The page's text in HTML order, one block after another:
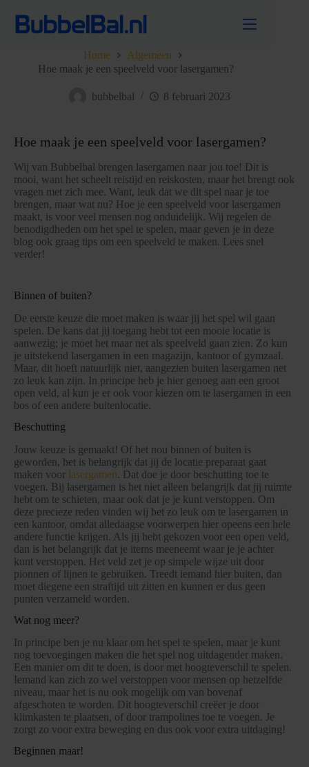
naar
Home
Algemeen
Hoe maak je een speelveld voor lasergamen?
bubbelbal 8 februari 2023
Hoe maak je een speelveld voor lasergamen?
Wij van Bubbelbal brengen lasergamen naar jou toe! Dit is
mooi, want het scheelt reistijd en reiskosten, maar het brengt ook
vragen met zich mee. Want, leuk dat we dit spel naar je toe
brengen, maar wat nu? Hoe je een speelveld voor lasergamen
maakt, is voor veel mensen nog onduidelijk. Wij regelen de
benodigdheden om het spel te spelen, maar geven je in deze
blog ook graag tips om een speelveld te maken. Lees snel
verder!
Binnen of buiten?
De eerste keuze die moet maken is waar jij het spel wil gaan
spelen. De kans dat jij toegang hebt tot een mooie locatie is
aanwezig; je moet het maar net als speelveld gaan zien. Zo kun
je uitstekend lasergamen in een magazijn, kantoor of gymzaal.
Maar, dit hoeft natuurlijk niet, aangezien buiten lasergamen net
zo leuk kan zijn. In principe heb je hier genoeg aan een groot
open veld, al kun je er ook voor kiezen om te lasergamen in een
bos of een andere buitenlocatie.
Beschutting
Jouw keuze is gemaakt! Of het nou binnen of buiten is
geworden, het is belangrijk dat jij de locatie preparaat gaat
maken voor lasergamen. Dat doe je door beschutting toe te
voegen. Bij lasergamen is het niet alleen belangrijk dat jij ruimte
hebt om te schieten, maar ook dat je je kunt verstoppen. Om
deze precieze reden vinden wij het zo leuk om te lasergamen in
een kantoor, omdat alledaagse voorwerpen hier opeens een hele
andere functie krijgen. Als jij hebt gekozen voor een open veld,
dan is het belangrijk dat je items meeneemt waar je je achter
kunt verstoppen. Het veld zet je op simpele wijze uit door
pionnen of lijnen te gebruiken. Treedt iemand hier buiten, dan
moet diegene een straftijd uit zitten en kunnen er dus geen
punten verzameld worden.
Wat nog meer?
In principe ben je nu klaar om het spel te spelen, maar je kunt
nog toevoegingen maken die het spel nog uitdagender maken.
Een manier om dit te doen, is door met hoogteverschil te spelen.
Iemand kan zich zo wel verstoppen voor mensen op hetzelfde
niveau, maar het is nu ook mogelijk om van bovenaf
afgeschoten te worden. Dit hoogteverschil creëer je door
klimkasten te plaatsen, of door trampolines toe te voegen. Je
zorgt zo voor extra beweging en dus ook voor extra uitdaging!
Beginnen maar!